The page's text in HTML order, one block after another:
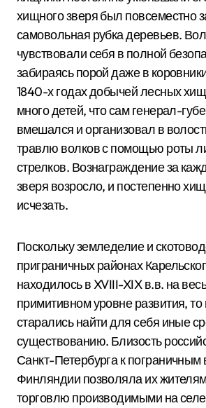
хищного зверя был повсеместно
самовольная рубка деревьев.
чувствовали себя в полной
забираясь порой даже в
1840-х годах добычей лесных
много детей, что сам генерал-
вмешался и организовал в
травлю волков с помощью роты
стрелков. Вознаграждение за
зверя возросло, и постепенно
исчезать.
Поскольку земледелие и
приграничных районах
находилось в XVIII-XIX в.в. на
примитивном уровне развития,
старались найти для себя иные
существованию. Близость
Санкт-Петербурга к пограничным
Финляндии позволяла их
торговлю производимыми на